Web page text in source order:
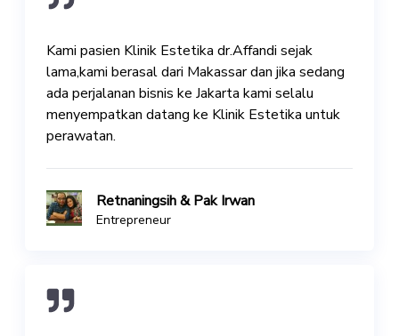
Kami pasien Klinik Estetika dr.Affandi sejak
lama,kami berasal dari Makassar dan jika sedang
ada perjalanan bisnis ke Jakarta kami selalu
menyempatkan datang ke Klinik Estetika untuk
perawatan.
Retnaningsih & Pak Irwan
Entrepreneur